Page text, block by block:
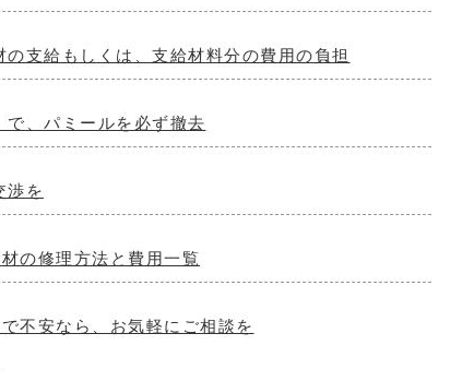
支給もしくは、支給材料分の費用の負担
、パミールを必ず撤去
渉を
の修理方法と費用一覧
不安なら、お気軽にご相談を